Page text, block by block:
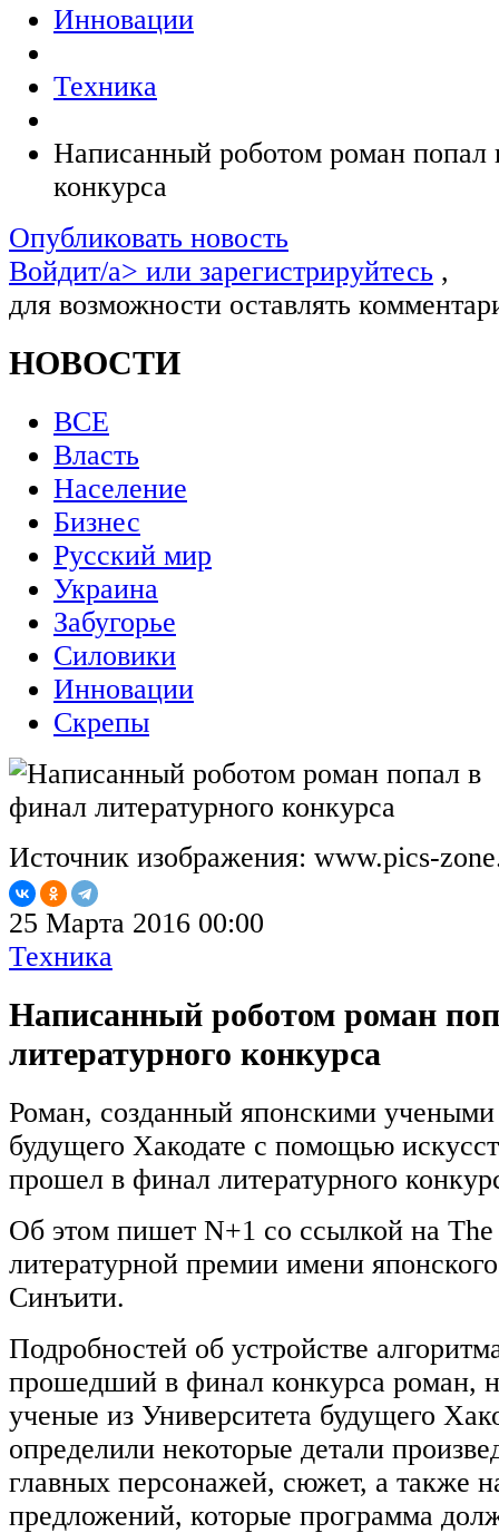
Инновации
Техника
Написанный роботом роман попал
конкурса
Опубликовать новость
Войдит/a> или зарегистрируйтесь ,
для возможности оставлять
НОВОСТИ
ВСЕ
Власть
Население
Бизнес
Русский мир
Украина
Забугорье
Силовики
Инновации
Скрепы
Источник изображения: www.pics-
25 Марта 2016 00:00
Техника
Написанный роботом роман
литературного конкурса
Роман, созданный японскими учеными
будущего Хакодате с помощью
прошел в финал литературного
Об этом пишет N+1 со ссылкой на The
литературной премии имени
Синъити.
Подробностей об устройстве
прошедший в финал конкурса роман,
ученые из Университета будущего
определили некоторые детали
главных персонажей, сюжет, а также
предложений, которые программа